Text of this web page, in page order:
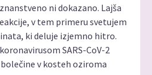
ni dokazano. Lajša
v tem primeru svetujem
ki deluje izjemno hitro.
SARS-CoV-2
v kosteh oziroma